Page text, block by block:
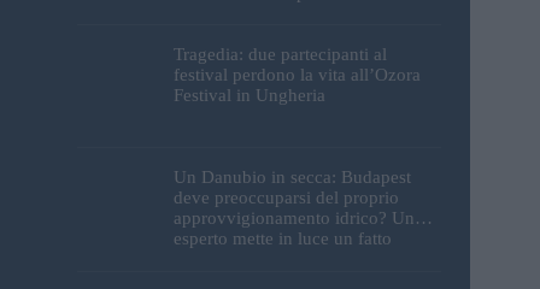
Tragedia: due partecipanti al
festival perdono la vita all’Ozora
Festival in Ungheria
Un Danubio in secca: Budapest
deve preoccuparsi del proprio
approvvigionamento idrico? Un
esperto mette in luce un fatto